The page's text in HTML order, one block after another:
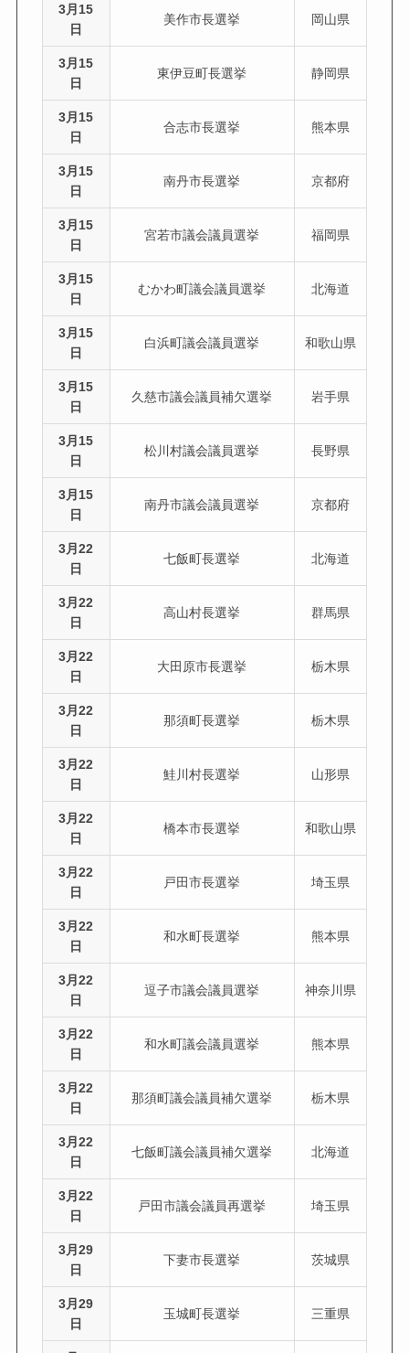
3月15
日
美作市長選挙 岡山県
3月15
日
東伊豆町長選挙 静岡県
3月15
日
合志市長選挙 熊本県
3月15
日
南丹市長選挙 京都府
3月15
日
宮若市議会議員選挙 福岡県
3月15
日
むかわ町議会議員選挙 北海道
3月15
日
白浜町議会議員選挙 和歌山県
3月15
日
久慈市議会議員補欠選挙 岩手県
3月15
日
松川村議会議員選挙 長野県
3月15
日
南丹市議会議員選挙 京都府
3月22
日
七飯町長選挙 北海道
3月22
日
高山村長選挙 群馬県
3月22
日
大田原市長選挙 栃木県
3月22
日
那須町長選挙 栃木県
3月22
日
鮭川村長選挙 山形県
3月22
日
橋本市長選挙 和歌山県
3月22
日
戸田市長選挙 埼玉県
3月22
日
和水町長選挙 熊本県
3月22
日
逗子市議会議員選挙 神奈川県
3月22
日
和水町議会議員選挙 熊本県
3月22
日
那須町議会議員補欠選挙 栃木県
3月22
日
七飯町議会議員補欠選挙 北海道
3月22
日
戸田市議会議員再選挙 埼玉県
3月29
日
下妻市長選挙 茨城県
3月29
日
玉城町長選挙 三重県